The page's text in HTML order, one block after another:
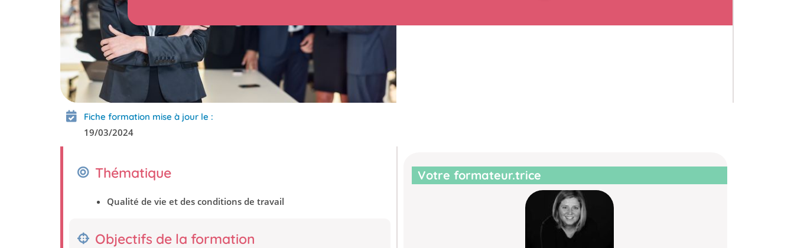
Fiche formation mise à jour le :
19/03/2024
Thématique
Qualité de vie et des conditions de travail
Objectifs de la formation
Votre formateur.trice